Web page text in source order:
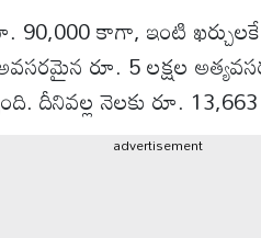
కాగా, ఇంటి
రూ. 5 లక్షల
దీనివల్ల నెలకు రూ.
advertisement